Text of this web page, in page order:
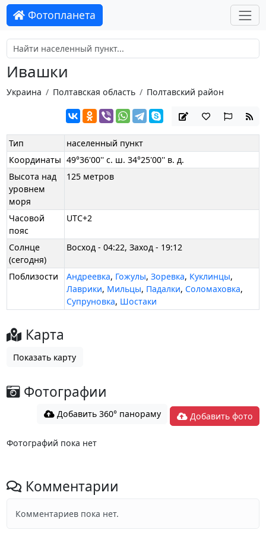
Фотопланета
Ивашки
Украина Полтавская область Полтавский район
Тип
населенный пункт
Координаты 49°36'00'' с. ш. 34°25'00'' в. д.
Высота над
уровнем
моря
125 метров
Часовой
пояс
UTC+2
Солнце
(сегодня)
Восход - 04:22, Заход - 19:12
Поблизости Андреевка, Гожулы,Зоревка, Куклинцы,
Лаврики, Мильцы, Падалки, Соломаховка,
Супруновка, Шостаки
Карта
Показать карту
Фотографии
Добавить 360° панораму Добавить фото
Фотографий пока нет
Комментарии
Комментариев пока нет.